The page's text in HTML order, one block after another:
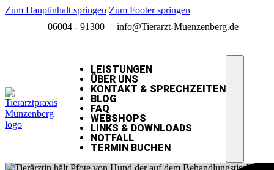
Zum Hauptinhalt springen Zum Footer springen
06004 - 91300
info@Tierarzt-Muenzenberg.de
LEISTUNGEN
ÜBER UNS
KONTAKT & SPRECHZEITEN
BLOG
FAQ
WEBSHOPS
LINKS & DOWNLOADS
NOTFALL
TERMIN BUCHEN